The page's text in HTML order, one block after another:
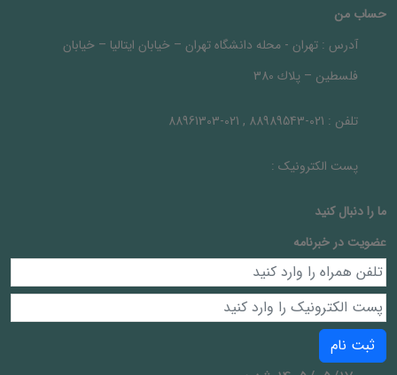
حساب من
آدرس : تهران - محله دانشگاه تهران – خيابان ايتاليا – خيابان
فلسطين – پلاك 380
تلفن : 021-88989543 , 021-88961303
پست الکترونیک :
ما را دنبال کنيد
عضویت در خبرنامه
ثبت نام